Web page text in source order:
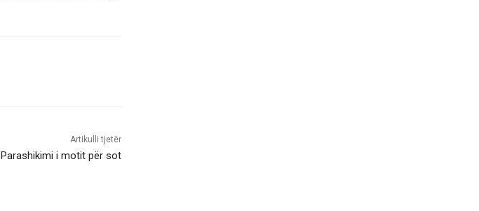
Artikulli tjetër
Parashikimi i motit për sot